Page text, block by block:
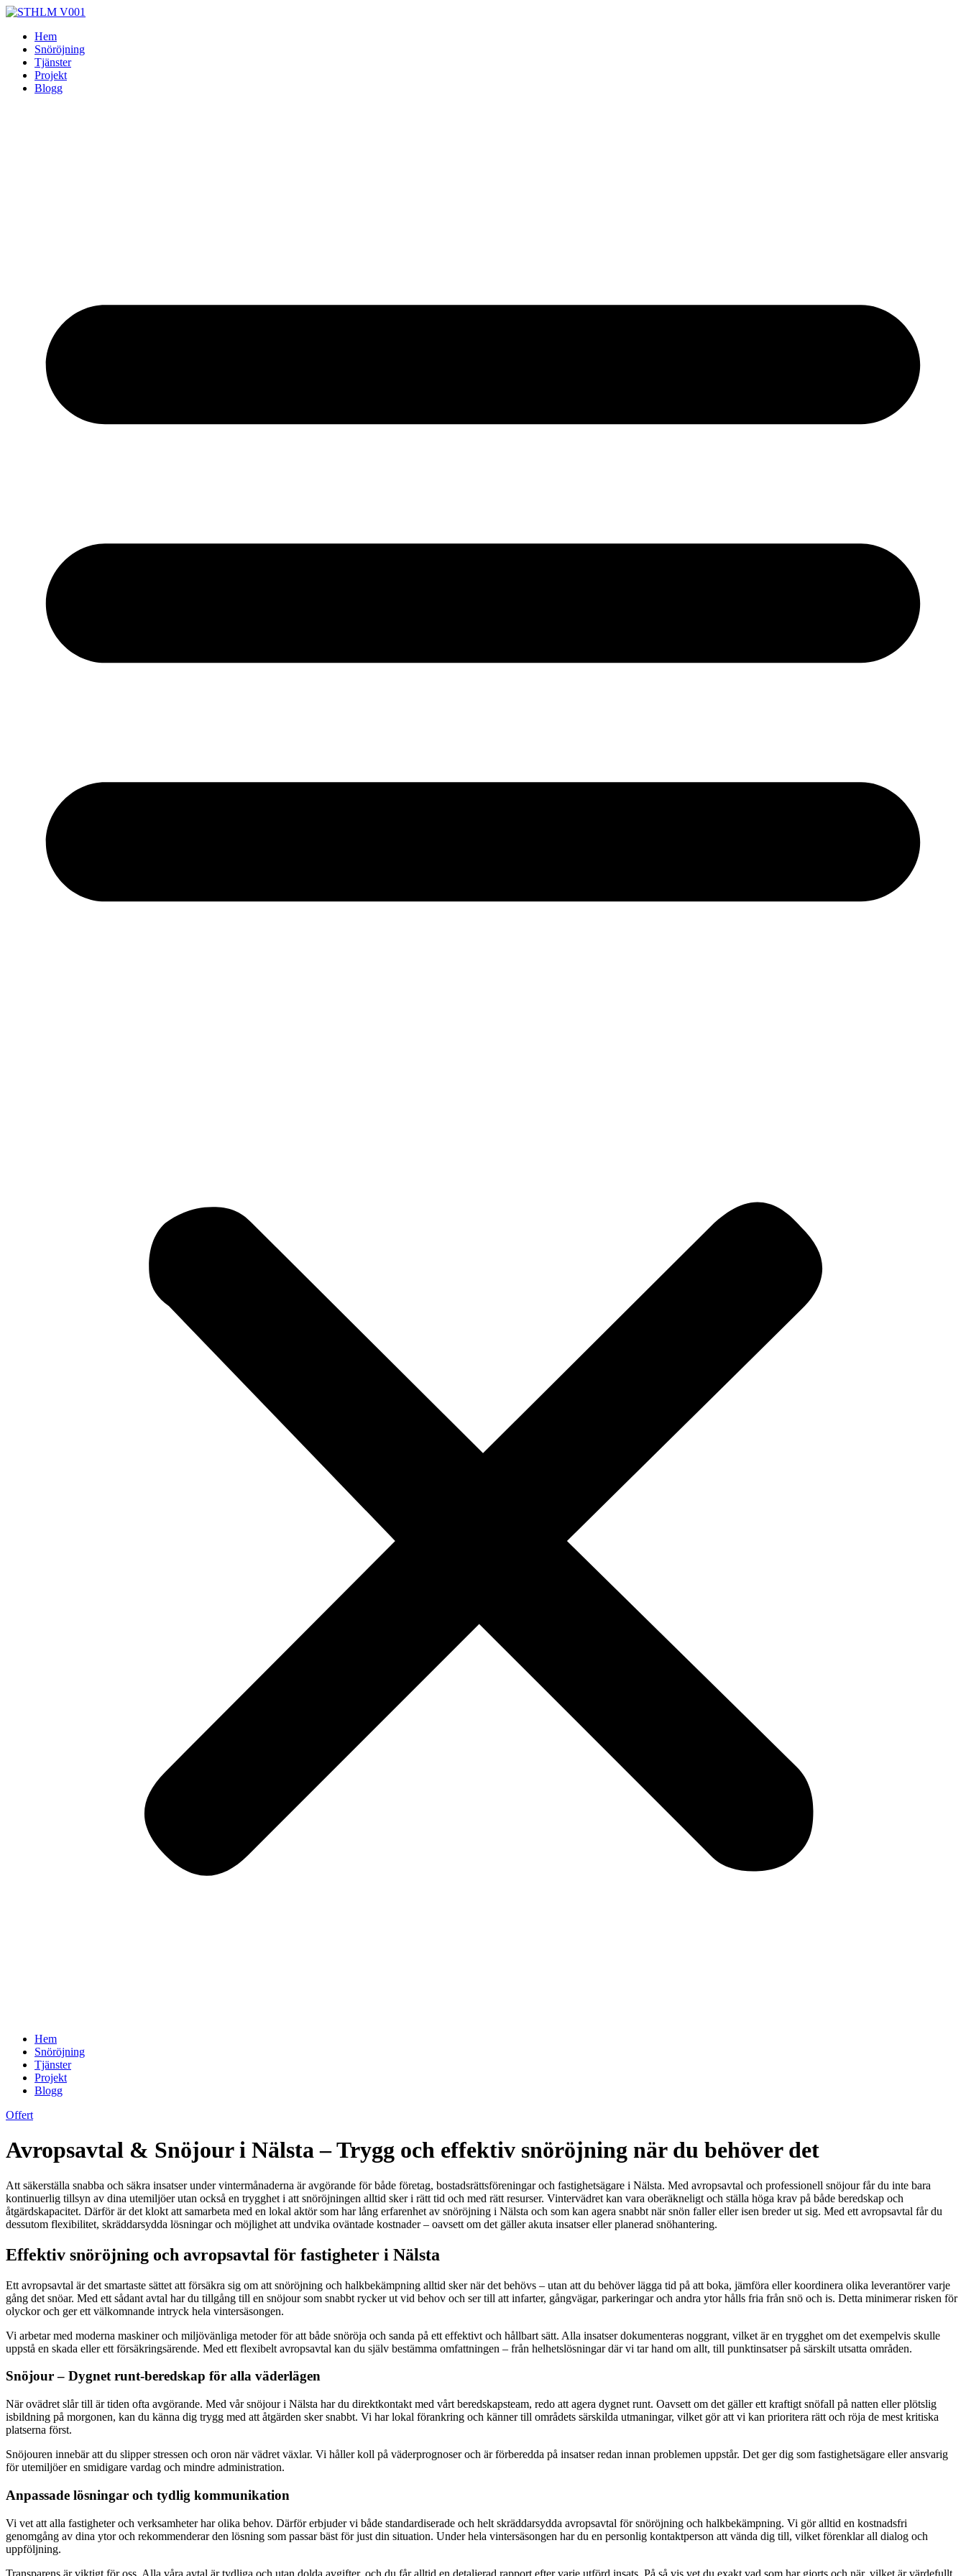
Skip
contentHem
Snöröjning
Tjänster
Projekt
Blogg
Hem
Snöröjning
Tjänster
Projekt
Blogg
Offert
Avropsavtal & Snöjour i Nälsta – Trygg och effektiv snöröjning när du behöver det
Att säkerställa snabba och säkra insatser under vintermånaderna är avgörande för både företag, bostadsrättsföreningar och fastighetsägare i Nälsta. Med avropsavtal och professionell snöjour får du inte bara
kontinuerlig tillsyn av dina utemiljöer utan också en trygghet i att snöröjningen alltid sker i rätt tid och med rätt resurser. Vintervädret kan vara oberäkneligt och ställa höga krav på både beredskap och
åtgärdskapacitet. Därför är det klokt att samarbeta med en lokal aktör som har lång erfarenhet av snöröjning i Nälsta och som kan agera snabbt när snön faller eller isen breder ut sig. Med ett avropsavtal får du
dessutom flexibilitet, skräddarsydda lösningar och möjlighet att undvika oväntade kostnader – oavsett om det gäller akuta insatser eller planerad snöhantering.
Effektiv snöröjning och avropsavtal för fastigheter i Nälsta
Ett avropsavtal är det smartaste sättet att försäkra sig om att snöröjning och halkbekämpning alltid sker när det behövs – utan att du behöver lägga tid på att boka, jämföra eller koordinera olika leverantörer varje
gång det snöar. Med ett sådant avtal har du tillgång till en snöjour som snabbt rycker ut vid behov och ser till att infarter, gångvägar, parkeringar och andra ytor hålls fria från snö och is. Detta minimerar risken för
olyckor och ger ett välkomnande intryck hela vintersäsongen.
Vi arbetar med moderna maskiner och miljövänliga metoder för att både snöröja och sanda på ett effektivt och hållbart sätt. Alla insatser dokumenteras noggrant, vilket är en trygghet om det exempelvis skulle
uppstå en skada eller ett försäkringsärende. Med ett flexibelt avropsavtal kan du själv bestämma omfattningen – från helhetslösningar där vi tar hand om allt, till punktinsatser på särskilt utsatta områden.
Snöjour – Dygnet runt-beredskap för alla väderlägen
När ovädret slår till är tiden ofta avgörande. Med vår snöjour i Nälsta har du direktkontakt med vårt beredskapsteam, redo att agera dygnet runt. Oavsett om det gäller ett kraftigt snöfall på natten eller plötslig
isbildning på morgonen, kan du känna dig trygg med att åtgärden sker snabbt. Vi har lokal förankring och känner till områdets särskilda utmaningar, vilket gör att vi kan prioritera rätt och röja de mest kritiska
platserna först.
Snöjouren innebär att du slipper stressen och oron när vädret växlar. Vi håller koll på väderprognoser och är förberedda på insatser redan innan problemen uppstår. Det ger dig som fastighetsägare eller ansvarig
för utemiljöer en smidigare vardag och mindre administration.
Anpassade lösningar och tydlig kommunikation
Vi vet att alla fastigheter och verksamheter har olika behov. Därför erbjuder vi både standardiserade och helt skräddarsydda avropsavtal för snöröjning och halkbekämpning. Vi gör alltid en kostnadsfri
genomgång av dina ytor och rekommenderar den lösning som passar bäst för just din situation. Under hela vintersäsongen har du en personlig kontaktperson att vända dig till, vilket förenklar all dialog och
uppföljning.
Transparens är viktigt för oss. Alla våra avtal är tydliga och utan dolda avgifter, och du får alltid en detaljerad rapport efter varje utförd insats. På så vis vet du exakt vad som har gjorts och när, vilket är värdefullt